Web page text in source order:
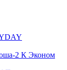
2 К Эконом